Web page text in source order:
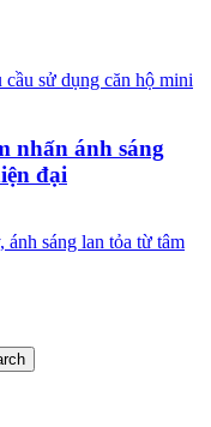
sử dụng căn hộ mini
nhấn ánh sáng
đại
sáng lan tỏa từ tâm